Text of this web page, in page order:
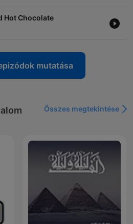
Hot Chocolate
mutatása
Összes megtekintése